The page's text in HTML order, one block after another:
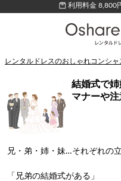
利用料金 8,800
レンタルドレスのおしゃれコンシャ
結婚式で
マナーや注
兄・弟・姉・妹…それぞれの
「兄弟の結婚式がある」